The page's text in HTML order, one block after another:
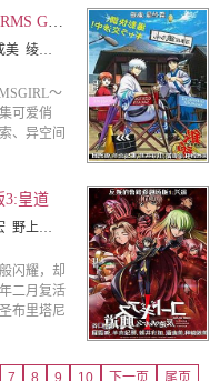
机甲少女 FRAME ARMS GIRL~高高兴兴的幻境~
阿部里果 井泽佳之实
～
可爱俏
、异空间
3:皇道
金井美香 伊藤沙织
闪耀，却
二月复活
布里塔尼
7 8 9 10 下一页 尾页